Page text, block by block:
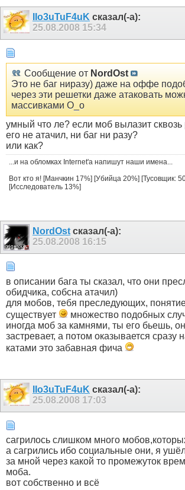
IIo3uTuF4uK сказал(-а):
25.08.2008 15:34
Сообщение от NordOst
Это не баг ниразу) даже на оффе
через эти решетки даже атаковать
массивками О_о
умный что ле? если моб вылазит сквозь
его не атачил, ни баг ни разу?
или как?
...и на обломках Internet'a напишут наши имена...
Вот кто я! [Манчкин 17%] [Убийца 20%] [Тусовщик:
[Исследователь 13%]
NordOst сказал(-а):
25.08.2008 16:15
в описании бага ты сказал, что они
обидчика, собсна атачил)
для мобов, тебя преследующих,
существует
множество подобных
иногда моб за камнями, ты его бьешь,
застревает, а потом оказывается сразу
катами это забавная фича
IIo3uTuF4uK сказал(-а):
25.08.2008 17:03
сагрилось слишком много
а сагрились ибо социальные они, я ушёл
за мной через какой то промежуток
моба.
вот собственно и всё